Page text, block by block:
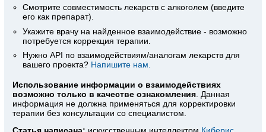
Смотрите совместимость лекарств с алкоголем (введите
его как препарат).
Укажите врачу на найденное взаимодействие - возможно
потребуется коррекция терапии.
Нужно API по взаимодействиям/аналогам лекарств для
вашего проекта? Напишите нам.
Использование информации о взаимодействиях
возможно только в качестве ознакомления . Данная
информация не должна применяться для корректировки
терапии без консультации со специалистом.
Статья написана: искусственным интеллектом Киберис